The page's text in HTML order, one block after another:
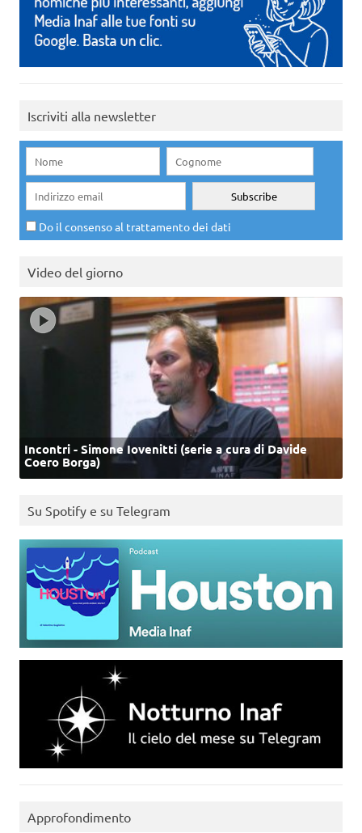
Iscriviti alla newsletter
Do il consenso al trattamento dei dati
Video del giorno
Incontri - Simone Iovenitti (serie a cura di Davide
Coero Borga)
Su Spotify e su Telegram
Approfondimento